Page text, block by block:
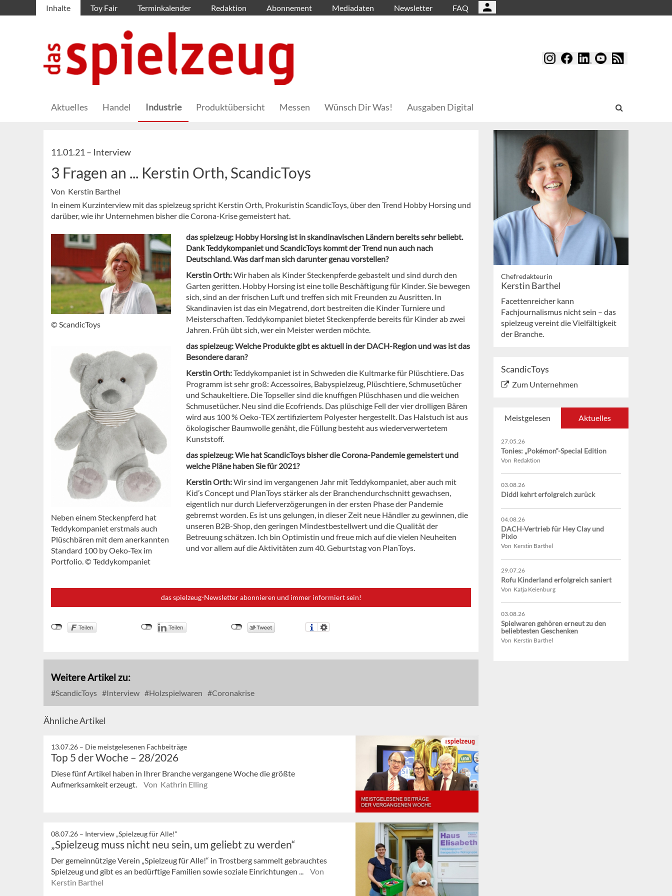
Inhalte Toy Fair Terminkalender Redaktion Abonnement Mediadaten Newsletter FAQ
Aktuelles Handel Industrie Produktübersicht Messen Wünsch Dir Was! Ausgaben Digital
11.01.21 – Interview
3 Fragen an ... Kerstin Orth, ScandicToys
Von Kerstin Barthel
In einem Kurzinterview mit das spielzeug spricht Kerstin Orth, Prokuristin ScandicToys, über den Trend Hobby Horsing und
darüber, wie ihr Unternehmen bisher die Corona-Krise gemeistert hat.
© ScandicToys
Neben einem Steckenpferd hat
Teddykompaniet erstmals auch
Plüschbären mit dem anerkannten
Standard 100 by Oeko-Tex im
Portfolio. © Teddykompaniet
das spielzeug: HobbyHorsingist in skandinavischen Ländern bereits sehr beliebt.
DankTeddykompaniet undScandicToys kommt der Trend nun auch nach
Deutschland. Was darf man sich darunter genau vorstellen?
Kerstin Orth:Wir haben als Kinder Steckenpferde gebastelt und sind durch den
Garten geritten. Hobby Horsing ist eine tolle Beschäftigung für Kinder. Sie bewegen
sich, sind an der frischen Luft und treffen sich mit Freunden zu Ausritten. In
Skandinavien ist das ein Megatrend, dort bestreiten die Kinder Turniere und
Meisterschaften. Teddykompaniet bietet Steckenpferde bereits für Kinder ab zwei
Jahren. Früh übt sich, wer ein Meister werden möchte.
das spielzeug: Welche Produkte gibt es aktuell in der DACH-Region und was ist das
Besondere daran?
Kerstin Orth:Teddykompaniet ist in Schweden die Kultmarke für Plüschtiere. Das
Programm ist sehr groß: Accessoires, Babyspielzeug, Plüschtiere, Schmusetücher
und Schaukeltiere. Die Topseller sind die knuffigen Plüschhasen und die weichen
Schmusetücher. Neu sind die Ecofriends. Das plüschige Fell der vier drolligen Bären
wird aus 100 % Oeko-TEX zertifiziertem Polyester hergestellt. Das Halstuch ist aus
ökologischer Baumwolle genäht, die Füllung besteht aus wiederverwertetem
Kunststoff.
das spielzeug: Wie hatScandicToys bisher die Corona-Pandemie gemeistert und
welche Pläne haben Sie für 2021?
Kerstin Orth:Wir sind im vergangenen Jahr mit Teddykompaniet, aber auch mit
Kid’s Concept und PlanToys stärker als der Branchendurchschnitt gewachsen,
eigentlich nur durch Lieferverzögerungen in der ersten Phase der Pandemie
gebremst worden. Es ist uns gelungen, in dieser Zeit neue Händler zu gewinnen, die
unseren B2B-Shop, den geringen Mindestbestellwert und die Qualität der
Betreuung schätzen. Ich bin Optimistin und freue mich auf die vielen Neuheiten
und vor allem auf die Aktivitäten zum 40. Geburtstag von PlanToys.
das spielzeug-Newsletter abonnieren und immer informiert sein!
Weitere Artikel zu:
ScandicToys Interview Holzspielwaren Coronakrise
Ähnliche Artikel
13.07.26 – Die meistgelesenen Fachbeiträge
Top 5 der Woche – 28/2026
Diese fünf Artikel haben in Ihrer Branche vergangene Woche die größte
Aufmerksamkeit erzeugt.
Von Kathrin Elling
08.07.26 – Interview „Spielzeug für Alle!“
„Spielzeug muss nicht neu sein, um geliebt zu werden“
Der gemeinnützige Verein „Spielzeug für Alle!“ in Trostberg sammelt gebrauchtes
Spielzeug und gibt es an bedürftige Familien sowie soziale Einrichtungen ...
Von
Kerstin Barthel
Chefredakteurin
Kerstin Barthel
Facettenreicher kann
Fachjournalismus nicht sein – das
spielzeug vereint die Vielfältigkeit
der Branche.
ScandicToys
Zum Unternehmen
Meistgelesen Aktuelles
27.05.26
Tonies: „Pokémon“-Special Edition
Von Redaktion
03.08.26
Diddl kehrt erfolgreich zurück
04.08.26
DACH-Vertrieb für Hey Clay und
Pixio
Von Kerstin Barthel
29.07.26
Rofu Kinderland erfolgreich saniert
Von Katja Keienburg
03.08.26
Spielwaren gehören erneut zu den
beliebtesten Geschenken
Von Kerstin Barthel